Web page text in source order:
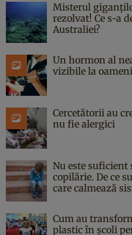
Misterul
rezolvat! Ce s-a
Australiei?
Un hormon al
vizibile la
Cercetătorii au
nu fie alergici
Nu este
copilărie. De ce
care calmează
Cum au
plastic în școli